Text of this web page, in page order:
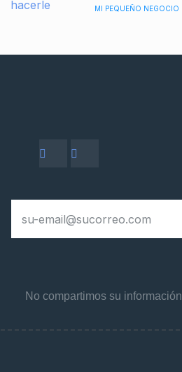
MI PEQUEÑO NEGOCIO
No compartimos su información